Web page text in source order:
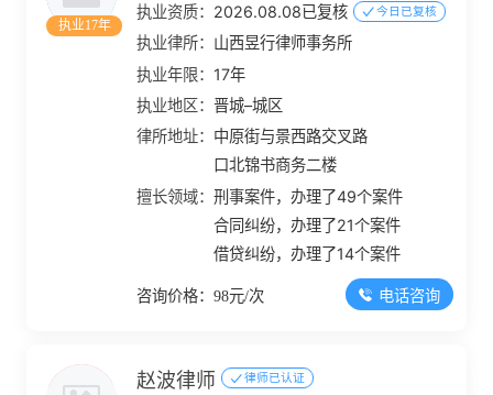
执业17年
执业资质： 2026.08.08已复核 今日已复核
执业律所： 山西昱行律师事务所
执业年限： 17年
执业地区：晋城–城区
律所地址： 中原街与景西路交叉路
口北锦书商务二楼
擅长领域：刑事案件，办理了49个案件
合同纠纷，办理了21个案件
借贷纠纷，办理了14个案件
咨询价格：98元/次 电话咨询
赵波律师 律师已认证